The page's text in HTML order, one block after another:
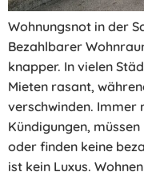
Wohnungsnot in der
Bezahlbarer
knapper. In vielen
Mieten rasant,
verschwinden. Immer
Kündigungen,
oder finden keine
ist kein Luxus.